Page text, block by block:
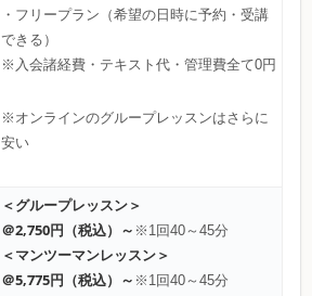
・フリープラン（希望の日時に予約・受講
できる）
※入会諸経費・テキスト代・管理費全て0円
※オンラインのグループレッスンはさらに
安い
＜グループレッスン＞
＠2,750円（税込）～ ※1回40～45分
＜マンツーマンレッスン＞
＠5,775円（税込）～ ※1回40～45分